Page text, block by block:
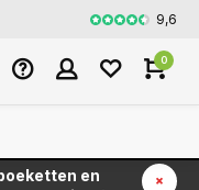
Snel en9,6
0
en